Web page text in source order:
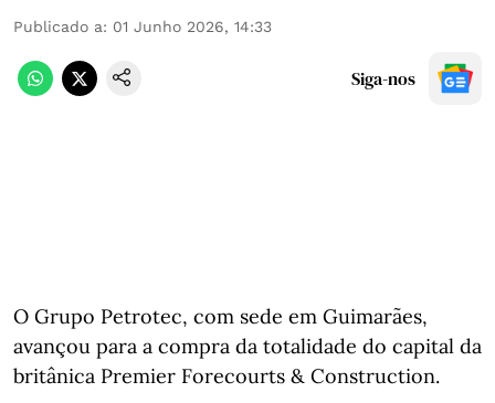
Publicado a: 01 Junho 2026, 14:33
Siga-nos
O Grupo Petrotec, com sede em Guimarães,
avançou para a compra da totalidade do capital da
britânica Premier Forecourts & Construction.